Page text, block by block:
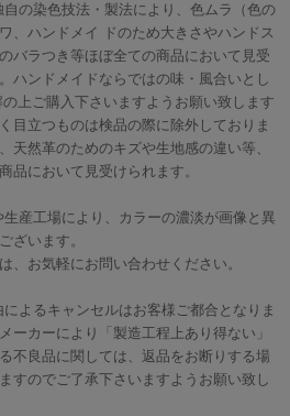
自の染色技法・製法により、色ムラ（色の
、ハンドメイ ドのため大きさやハンドス
バラつき等ほぼ全ての商品において見受
ハンドメイドならではの味・風合いとし
上ご購入下さいますようお願い致します
く目立つものは検品の際に除外しておりま
天然革のためのキズや生地感の違い等、
品において見受けられます。
生産工場により、カラーの濃淡が画像と異
ざいます。
、お気軽にお問い合わせください。
よるキャンセルはお客様ご都合となりま
ーカーにより「製造工程上あり得ない」
不良品に関しては、返品をお断りする場
すのでご了承下さいますようお願い致し